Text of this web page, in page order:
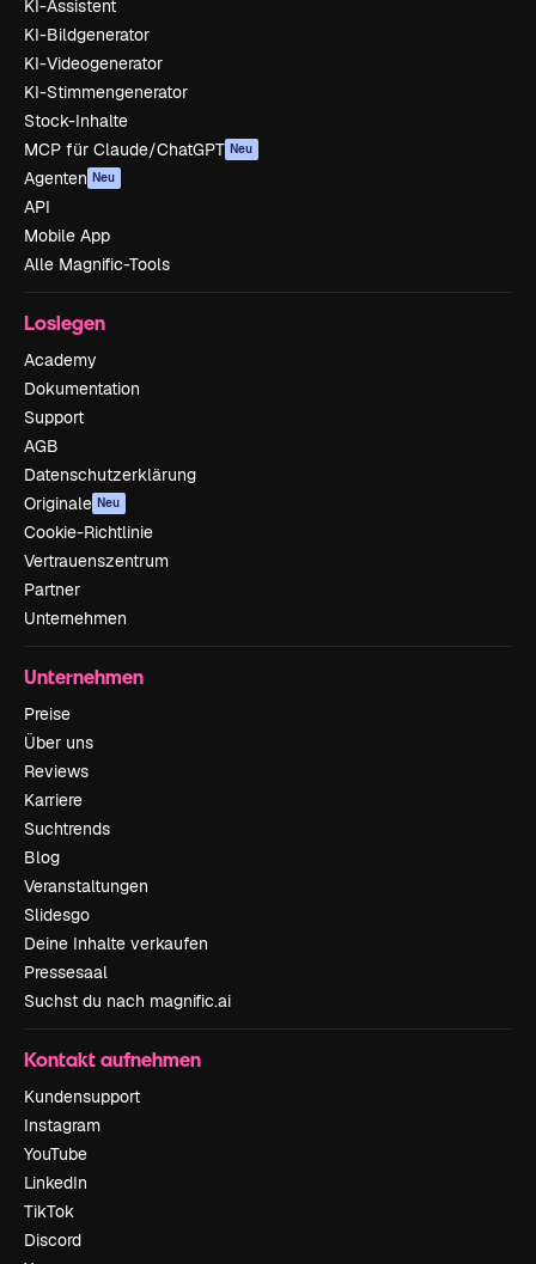
KI-Assistent
KI-Bildgenerator
KI-Videogenerator
KI-Stimmengenerator
Stock-Inhalte
MCP für Claude/ChatGPT Neu
Agenten Neu
API
Mobile App
Alle Magnific-Tools
Loslegen
Academy
Dokumentation
Support
AGB
Datenschutzerklärung
Originale Neu
Cookie-Richtlinie
Vertrauenszentrum
Partner
Unternehmen
Unternehmen
Preise
Über uns
Reviews
Karriere
Suchtrends
Blog
Veranstaltungen
Slidesgo
Deine Inhalte verkaufen
Pressesaal
Suchst du nach magnific.ai
Kontakt aufnehmen
Kundensupport
Instagram
YouTube
LinkedIn
TikTok
Discord